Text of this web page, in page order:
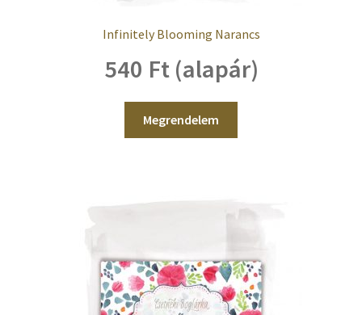
Infinitely Blooming Narancs
540 Ft (alapár)
Megrendelem